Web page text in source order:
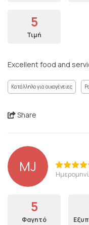
5
Τιμή
Excellent food and
Κατάλληλο για οικογένειες
Share
MJ
5
Φαγητό